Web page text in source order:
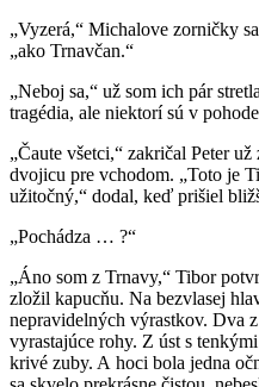
„Vyzerá,“ Michalove zorničky
„ako Trnavčan.“
„Neboj sa,“ už som ich pár
tragédia, ale niektorí sú v
„Čaute všetci,“ zakričal Peter
dvojicu pre vchodom. „Toto je
užitočný,“ dodal, keď prišiel
„Pochádza … ?“
„Áno som z Trnavy,“ Tibor
zložil kapucňu. Na bezvlasej
nepravidelných výrastkov. Dva
vyrastajúce rohy. Z úst s
krivé zuby. A hoci bola jedna